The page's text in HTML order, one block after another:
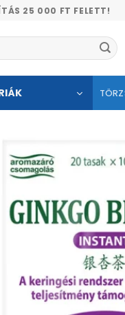
25 000 FT FELETT!